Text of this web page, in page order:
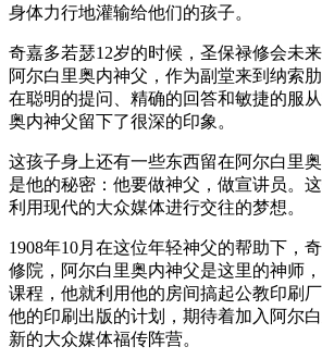
身体力行地灌输给他们的孩子。
奇嘉多若瑟12岁的时候，圣保禄修会未
阿尔白里奥内神父，作为副堂来到纳索
在聪明的提问、精确的回答和敏捷的服
奥内神父留下了很深的印象。
这孩子身上还有一些东西留在阿尔白里
是他的秘密：他要做神父，做宣讲员。
利用现代的大众媒体进行交往的梦想。
1908年10月在这位年轻神父的帮助下，
修院，阿尔白里奥内神父是这里的神师
课程，他就利用他的房间搞起公教印刷
他的印刷出版的计划，期待着加入阿尔
新的大众媒体福传阵营。